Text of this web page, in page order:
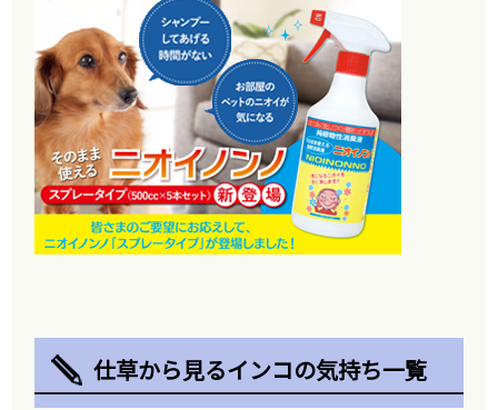
仕草から見るインコの気持ち一覧